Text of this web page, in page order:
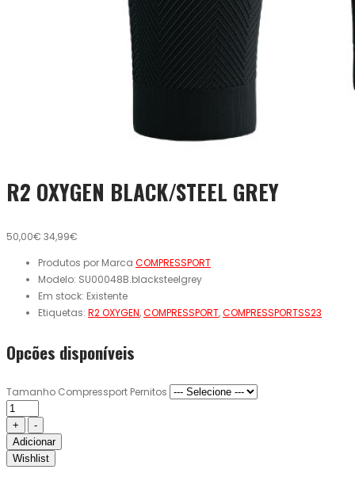
R2 OXYGEN BLACK/STEEL GREY
50,00€ 34,99€
Produtos por Marca COMPRESSPORT
Modelo: SU00048B.blacksteelgrey
Em stock: Existente
Etiquetas: R2 OXYGEN,COMPRESSPORT,COMPRESSPORTSS23
Opcões disponíveis
Tamanho Compressport Pernitos
Adicionar
Wishlist